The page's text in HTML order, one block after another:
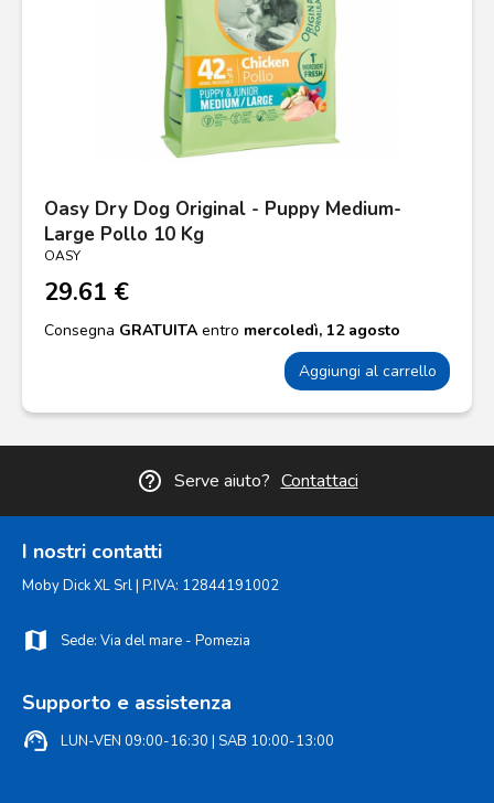
Oasy Dry Dog Original - Puppy Medium-
Large Pollo 10 Kg
OASY
29.61 €
Consegna GRATUITA entro mercoledì, 12 agosto
Aggiungi al carrello
help_outline Serve aiuto? Contattaci
I nostri contatti
Moby Dick XL Srl | P.IVA: 12844191002
map Sede: Via del mare - Pomezia
Supporto e assistenza
support_agent LUN-VEN 09:00-16:30 | SAB 10:00-13:00